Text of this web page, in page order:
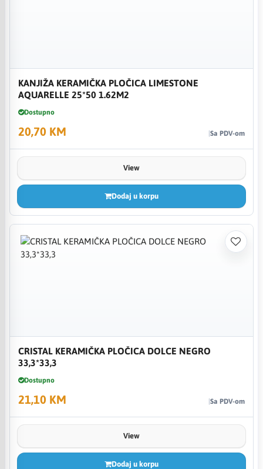
KANJIŽA KERAMIČKA PLOČICA LIMESTONE
AQUARELLE 25*50 1.62M2
Dostupno
20,70 KM Sa PDV-om
View
Dodaj u korpu
CRISTAL KERAMIČKA PLOČICA DOLCE NEGRO
33,3*33,3
Dostupno
21,10 KM Sa PDV-om
View
Dodaj u korpu